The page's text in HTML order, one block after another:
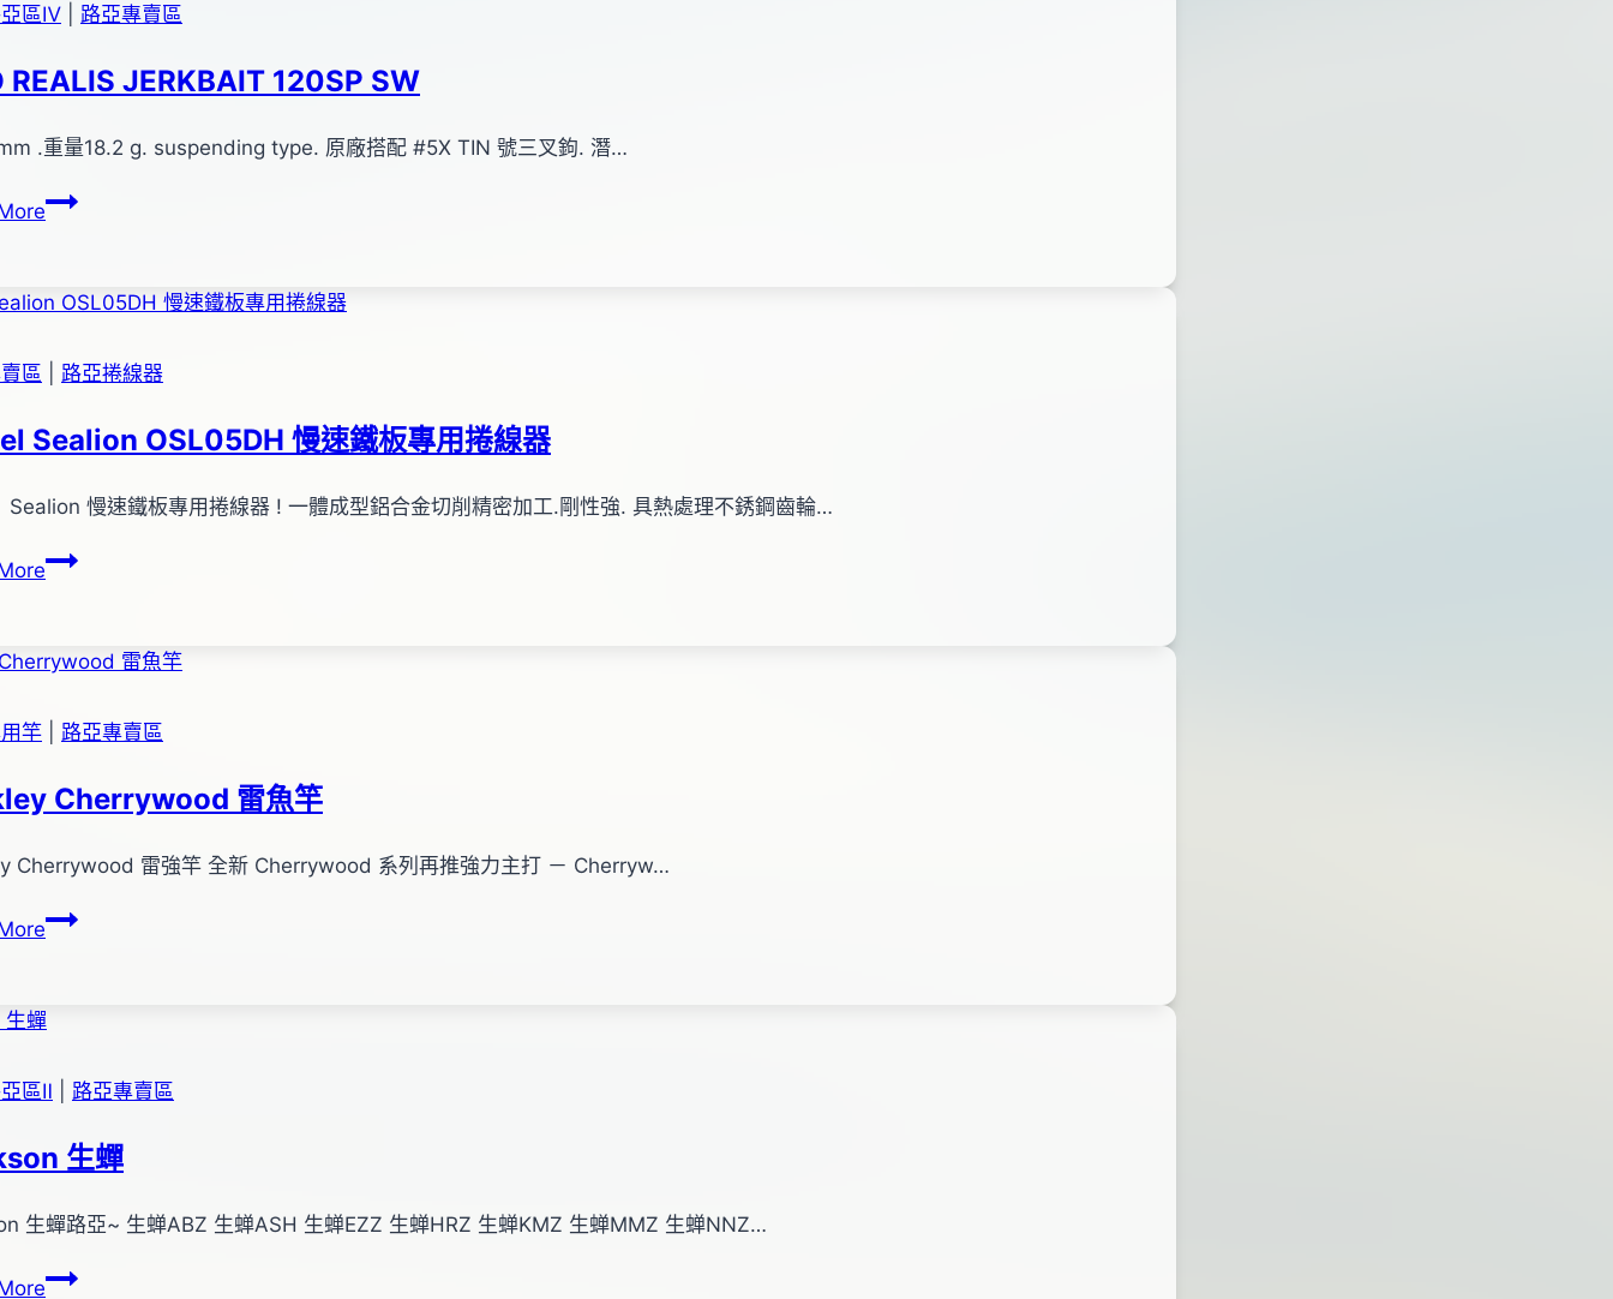
亞區Ⅳ
路亞專賣區
REALIS JERKBAIT 120SP SW
.重量18.2 g. suspending type. 原廠搭配 #5X TIN 號三叉鉤. 潛…
DUO
120SP
區
路亞捲線器
Sealion OSL05DH 慢速鐵板專用捲線器
慢速鐵板專用捲線器 ! 一體成型鋁合金切削精密加工.剛性強. 具熱處理不銹鋼齒輪…
Maxel
慢
鐵
板
專
用
線
器
竿 路亞專賣區
Cherrywood 雷魚竿
Cherrywood 雷強竿 全新 Cherrywood 系列再推強力主打 － Cherryw…
Berkley
魚
區Ⅱ
路亞專賣區
生蟬
生蟬路亞~ 生蝉ABZ 生蝉ASH 生蝉EZZ 生蝉HRZ 生蝉KMZ 生蝉MMZ 生蝉NNZ…
Jackson